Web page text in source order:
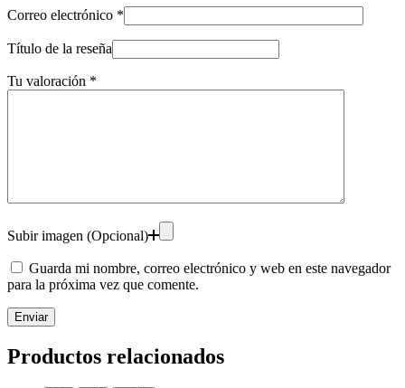
Correo electrónico *
Título de la reseña
Tu valoración *
Subir imagen (Opcional)
Guarda mi nombre, correo electrónico y web en este navegador
para la próxima vez que comente.
Enviar
Productos relacionados